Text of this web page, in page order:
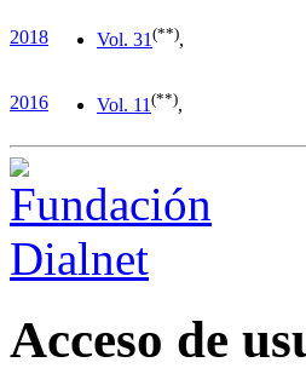
2018 Vol. 31 (**),
2016 Vol. 11 (**),
Acceso de